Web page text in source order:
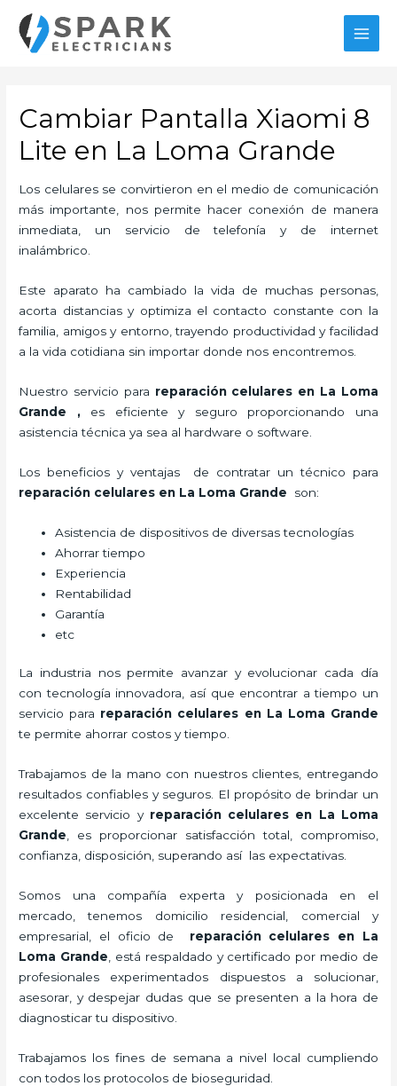
contenido
Cambiar Pantalla Xiaomi 8
Lite en La Loma Grande
Los celulares se convirtieron en el medio de comunicación
más importante, nos permite hacer conexión de manera
inmediata, un servicio de telefonía y de internet
inalámbrico.
Este aparato ha cambiado la vida de muchas personas,
acorta distancias y optimiza el contacto constante con la
familia, amigos y entorno, trayendo productividad y facilidad
a la vida cotidiana sin importar donde nos encontremos.
Nuestro servicio para reparación celulares en La Loma
Grande
,es eficiente y seguro proporcionando una
asistencia técnica ya sea al hardware o software.
Los beneficios y ventajas de contratar un técnico para
reparación celulares en La Loma Grande son:
Asistencia de dispositivos de diversas tecnologías
Ahorrar tiempo
Experiencia
Rentabilidad
Garantía
etc
La industria nos permite avanzar y evolucionar cada día
con tecnología innovadora, así que encontrar a tiempo un
servicio para reparación celulares en La Loma Grande
te permite ahorrar costos y tiempo.
Trabajamos de la mano con nuestros clientes, entregando
resultados confiables y seguros. El propósito de brindar un
excelente servicio y reparación celulares en La Loma
Grande , es proporcionar satisfacción total, compromiso,
confianza, disposición, superando así las expectativas.
Somos una compañía experta y posicionada en el
mercado, tenemos domicilio residencial, comercial y
empresarial, el oficio de reparación celulares en La
Loma Grande , está respaldado y certificado por medio de
profesionales experimentados dispuestos a solucionar,
asesorar, y despejar dudas que se presenten a la hora de
diagnosticar tu dispositivo.
Trabajamos los fines de semana a nivel local cumpliendo
con todos los protocolos de bioseguridad.